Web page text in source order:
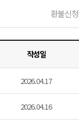
환불신청
작성일
2026.04.17
2026.04.16